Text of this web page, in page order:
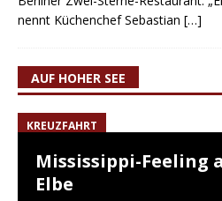
nennt Küchenchef Sebastian […]
AUF HOHER SEE
KREUZFAHRT
Mississippi-Feeling
Elbe